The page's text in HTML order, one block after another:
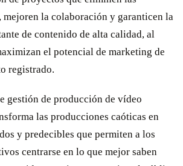
la colaboración y garanticen la
de contenido de alta calidad, al
el potencial de marketing de
registrado.
gestión de producción de vídeo
las producciones caóticas en
y predecibles que permiten a los
centrarse en lo que mejor saben